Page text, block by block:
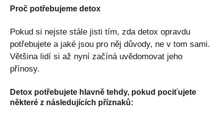
Proč potřebujeme detox
Pokud si nejste stále jisti tím, zda detox opravdu
potřebujete a jaké jsou pro něj důvody, ne v tom sami.
Většina lidí si až nyní začíná uvědomovat jeho
přínosy.
Detox potřebujete hlavně tehdy, pokud pociťujete
některé z následujících příznaků: